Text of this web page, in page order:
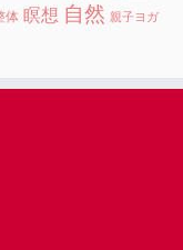
体 瞑想 自然 親子ヨガ